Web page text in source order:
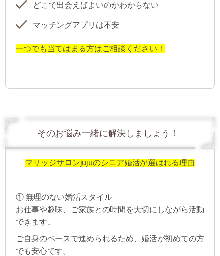
どこで出会えばよいのかわからない
マッチングアプリは不安
一つでも当てはまる方はご相談ください！
そのお悩み一緒に解決しましょう！
マリッジサロンjujuのシニア婚活が選ばれる理由
① 無理のない婚活スタイル
お仕事や趣味、ご家族との時間を大切にしながら活動
できます。
ご自身のペースで進められるため、婚活が初めての方
でも安心です。